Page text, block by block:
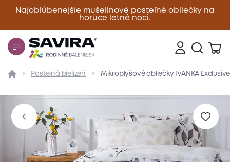
Najobľúbenejšie mušelínové posteľné obliečky na
horúce letné noci.
Zavrieť
Prehľad Parametre Popis produktu
Posteľná bielizeň Mikroplyšové obliečky IVANKA